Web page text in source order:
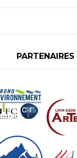
PARTENAIRES